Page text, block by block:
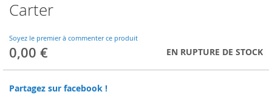
Carter
Soyez le premier à commenter ce produit
0,00 € EN RUPTURE DE STOCK
Partagez sur facebook !
Skip
to
beginning
of
the
gallery